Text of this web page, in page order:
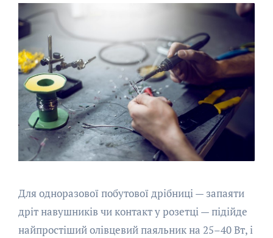
Для одноразової побутової дрібниці — запаяти
дріт навушників чи контакт у розетці — підійде
найпростіший олівцевий паяльник на 25–40 Вт, і